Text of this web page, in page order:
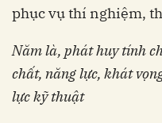
phục vụ thí nghiệm,
Năm là, phát huy tính
chất, năng lực, khát
lực kỹ thuật